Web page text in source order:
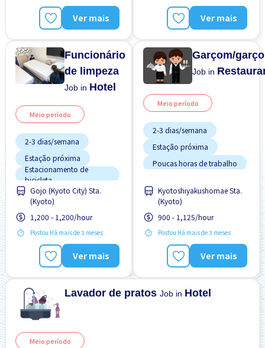
para Estrangeiros
Potêncial para Salário
Ver mais
Preferência por Visto de
Estudante
Ver mais
Funcionário
de limpeza
Job in Hotel
Meio período
2-3 dias/semana
Estação próxima
Estacionamento de
bicicleta
Estrangeiro trabalhando
Menos com o tempo
Preferência por Homens
Preferência por Visto de
Estudante
Gojo (Kyoto City) Sta.
(Kyoto)
1,200 - 1,200/hour
Postou Há mais de 3 meses
Ver mais
Garçom/
Job in
Meio período
2-3 dias/semana
Estação próxima
Poucas horas de trabalho
Transporte pago
Turno FDS
Kyotoshiyakushomae Sta.
(Kyoto)
900 - 1,125/hour
Postou Há mais de 3 meses
Ver mais
Lavador de pratosJob in Hotel
Meio período